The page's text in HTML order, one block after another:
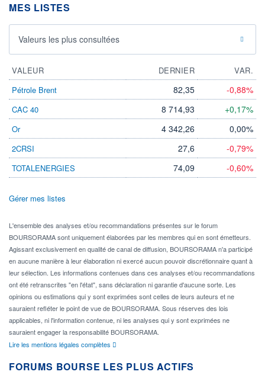
MES LISTES
Valeurs les plus consultées
VALEUR DERNIER
VAR.
Pétrole Brent
82,35 -0,88%
CAC 40 8 714,93 +0,17%
Or 4 342,26 0,00%
2CRSI 27,6 -0,79%
TOTALENERGIES 74,09 -0,60%
Gérer mes listes
L'ensemble des analyses et/ou recommandations présentes sur le forum
BOURSORAMA sont uniquement élaborées par les membres qui en sont émetteurs.
Agissant exclusivement en qualité de canal de diffusion, BOURSORAMA n'a participé
en aucune manière à leur élaboration ni exercé aucun pouvoir discrétionnaire quant à
leur sélection. Les informations contenues dans ces analyses et/ou recommandations
ont été retranscrites "en l'état", sans déclaration ni garantie d'aucune sorte. Les
opinions ou estimations qui y sont exprimées sont celles de leurs auteurs et ne
sauraient refléter le point de vue de BOURSORAMA. Sous réserves des lois
applicables, ni l'information contenue, ni les analyses qui y sont exprimées ne
sauraient engager la responsabilité BOURSORAMA.
Lire les mentions légales complètes
FORUMS BOURSE LES PLUS ACTIFS